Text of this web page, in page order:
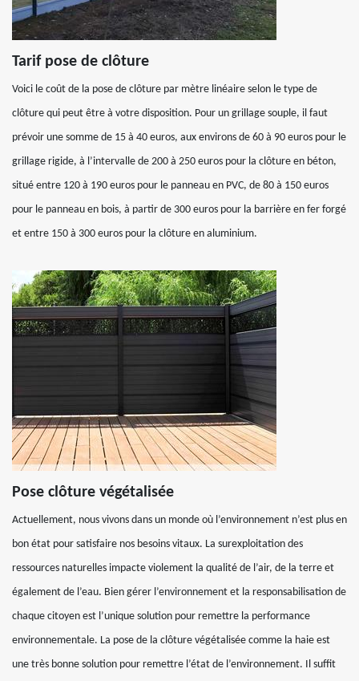
Tarif pose de clôture
Voici le coût de la pose de clôture par mètre linéaire selon le type de
clôture qui peut être à votre disposition. Pour un grillage souple, il faut
prévoir une somme de 15 à 40 euros, aux environs de 60 à 90 euros pour le
grillage rigide, à l’intervalle de 200 à 250 euros pour la clôture en béton,
situé entre 120 à 190 euros pour le panneau en PVC, de 80 à 150 euros
pour le panneau en bois, à partir de 300 euros pour la barrière en fer forgé
et entre 150 à 300 euros pour la clôture en aluminium.
Pose clôture végétalisée
Actuellement, nous vivons dans un monde où l’environnement n’est plus en
bon état pour satisfaire nos besoins vitaux. La surexploitation des
ressources naturelles impacte violement la qualité de l’air, de la terre et
également de l’eau. Bien gérer l’environnement et la responsabilisation de
chaque citoyen est l’unique solution pour remettre la performance
environnementale. La pose de la clôture végétalisée comme la haie est
une très bonne solution pour remettre l’état de l’environnement. Il suffit